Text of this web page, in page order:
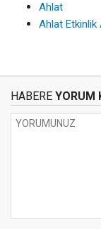
Ahlat
Ahlat Etkinlik
HABERE YORUM